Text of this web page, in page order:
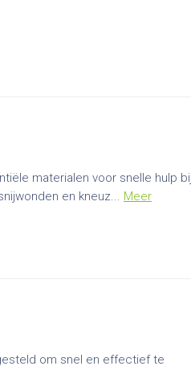
materialen voor snelle hulp bij
en kneuz... Meer
om snel en effectief te